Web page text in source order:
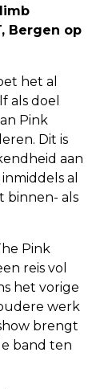
Bergen op
het al
als doel
Pink
Dit is
aan
al
binnen- als
Pink
reis vol
het vorige
werk
brengt
band ten